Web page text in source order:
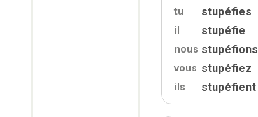
tu stupéfies
il stupéfie
nous stupéfions
vous stupéfiez
ils stupéfient